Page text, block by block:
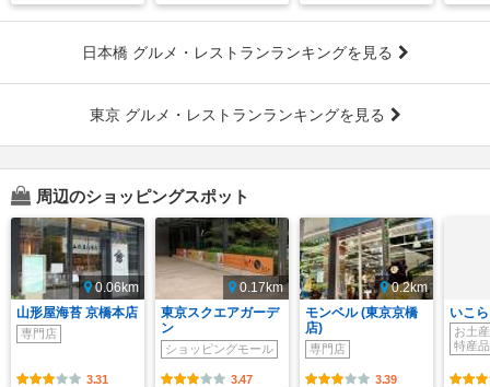
日本橋 グルメ・レストランランキングを見る
東京 グルメ・レストランランキングを見る
周辺のショッピングスポット
0.06km
山形屋海苔 京橋本店
専門店
3.31
0.17km
東京スクエアガーデ
ン
ショッピングモール
3.47
0.2km
モンベル (東京京橋
店)
専門店
3.39
いこら
お土
特産品